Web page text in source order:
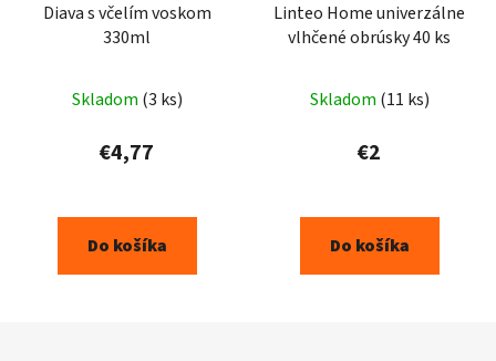
Diava s včelím voskom
330ml
Skladom (3 ks)
€4,77
Do košíka
Linteo Home univerzálne
vlhčené obrúsky 40 ks
Skladom (11 ks)
€2
Do košíka